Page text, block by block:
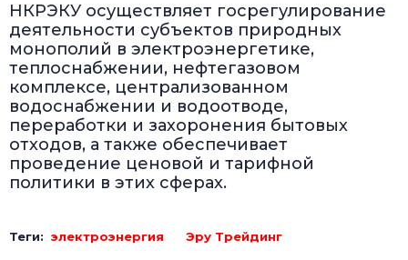
НКРЭКУ осуществляет госрегулирование
деятельности субъектов природных
монополий в электроэнергетике,
теплоснабжении, нефтегазовом
комплексе, централизованном
водоснабжении и водоотводе,
переработки и захоронения бытовых
отходов, а также обеспечивает
проведение ценовой и тарифной
политики в этих сферах.
Теги: электроэнергия Эру Трейдинг